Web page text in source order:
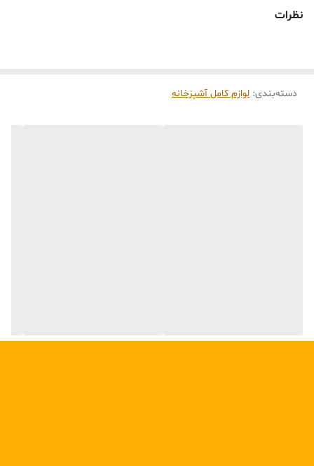
• بند: کنفی نخودی
نظرات
دسته‌بندی: لوازم کامل آشپزخانه